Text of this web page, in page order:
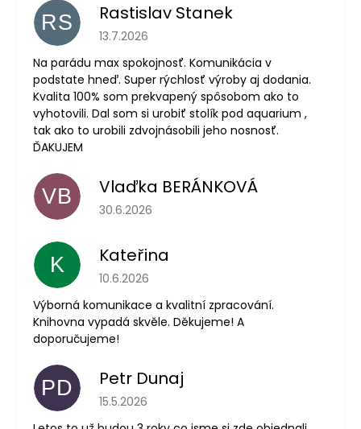
RS Rastislav Stanek
Hodnocení obchodu je 5 z 5 hvězdiček.
13.7.2026
Na parádu max spokojnosť. Komunikácia v
podstate hneď. Super rýchlosť výroby aj dodania.
Kvalita 100% som prekvapený spôsobom ako to
vyhotovili. Dal som si urobiť stolík pod aquarium ,
tak ako to urobili zdvojnásobili jeho nosnosť.
ĎAKUJEM
VB Vlaďka BERÁNKOVÁ
Hodnocení obchodu je 5 z 5 hvězdiček.
30.6.2026
K Kateřina
Hodnocení obchodu je 5 z 5 hvězdiček.
10.6.2026
Výborná komunikace a kvalitní zpracování.
Knihovna vypadá skvěle. Děkujeme! A
doporučujeme!
PD Petr Dunaj
Hodnocení obchodu je 5 z 5 hvězdiček.
15.5.2026